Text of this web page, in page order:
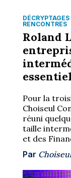
DÉCRYPTAGES
RENCONTRES
Roland
Pour la
Choiseul
réuni
taille
et des
Par